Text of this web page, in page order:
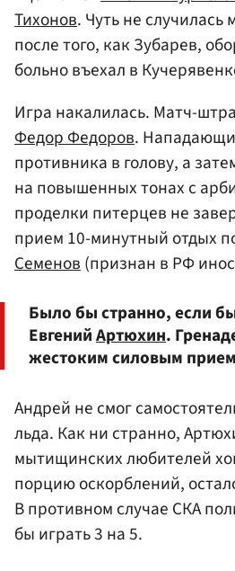
Тихонов. Чуть не случилась
после того, как Зубарев,
больно въехал в
Игра накалилась. Матч-
Федор Федоров.
противника в голову, а
на повышенных тонах с
проделки питерцев не
прием 10-минутный отдых
Семенов(признан в РФ
Было бы странно, если
ЕвгенийАртюхин.
жестоким силовым
Андрей не смог
льда. Как ни странно,
мытищинских любителей
порцию оскорблений,
В противном случае СКА
бы играть 3 на 5.